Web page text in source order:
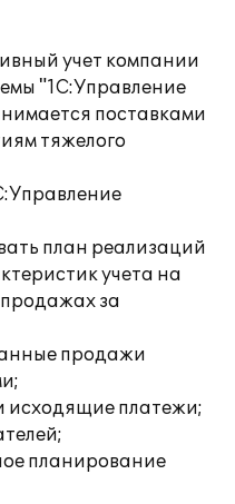
учет компании
"1С:Управление
поставками
тяжелого
план реализаций
учета на
за
продажи
исходящие платежи;
планирование